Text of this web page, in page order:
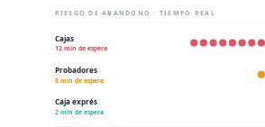
RIESGO DE ABANDONO · TIEMPO REAL
Cajas
12 min de espera
Probadores
8 min de espera
Caja exprés
2 min de espera